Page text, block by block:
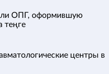
ОПГ, оформившую
теңге
центры в